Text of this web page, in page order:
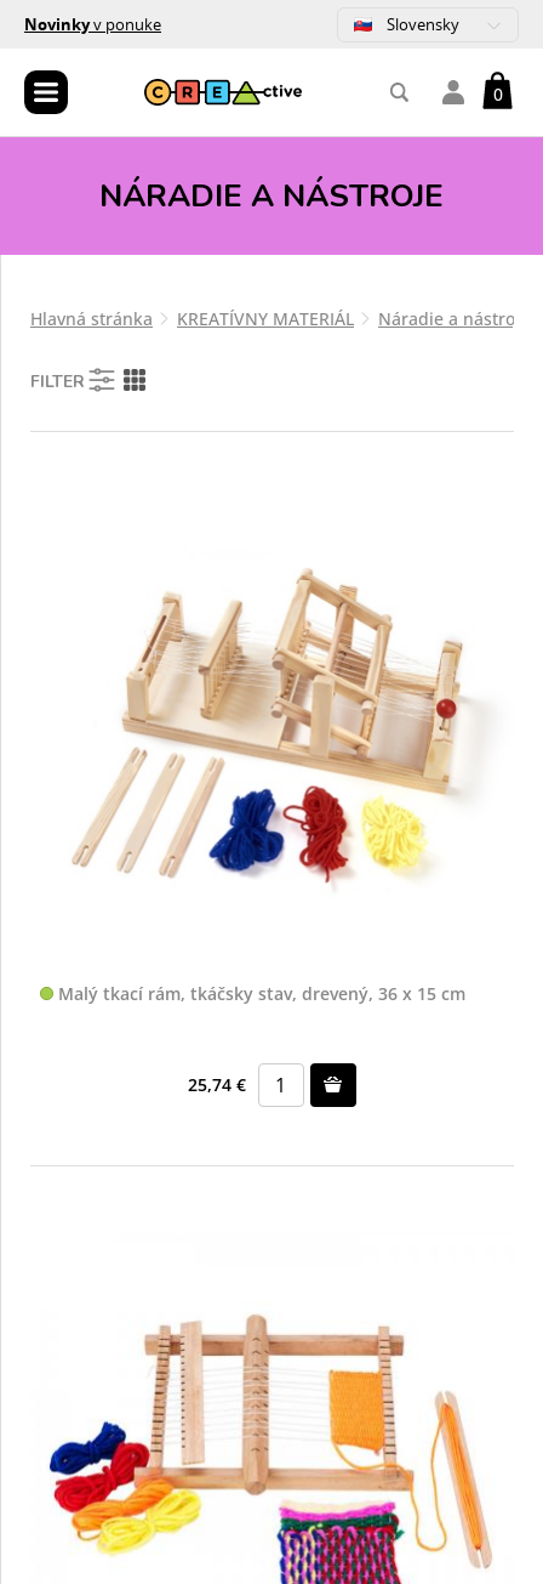
Novinkyv ponuke Slovensky
0
NÁRADIE A NÁSTROJE
Hlavná stránka KREATÍVNY MATERIÁL Náradie a nástroje
FILTER
Malý tkací rám, tkáčsky stav, drevený, 36 x 15 cm
25,74 €